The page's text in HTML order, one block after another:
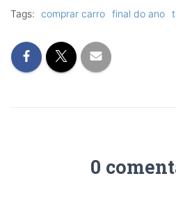
Tags: comprar carro final do ano
0